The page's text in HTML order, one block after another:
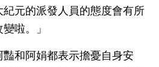
元的派發人員的態度會有所
啦。」
和阿娟都表示擔憂自身安